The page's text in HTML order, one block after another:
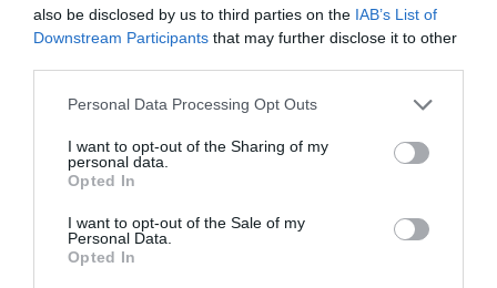
also be disclosed by us to third parties on the IAB’s List of
Downstream Participants that may further disclose it to other
Personal Data Processing Opt Outs
I want to opt-out of the Sharing of my
personal data.
Opted In
I want to opt-out of the Sale of my
Personal Data.
Opted In
se observă o concentrare puternică în clasele
inferioare.
De altfel, 58,4% din pensii au o sumă mai mică de
la 71,1%, este doar o măsură orientativă a „sărăciei”,
datorită faptului că mulți pensionari au dreptul la mai
multe pensii sau alte venituri, afirmă INPS.